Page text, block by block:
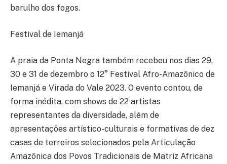
barulho dos fogos.
Festival de Iemanjá
A praia da Ponta Negra também recebeu nos dias 29,
30 e 31 de dezembro o 12° Festival Afro-Amazônico de
Iemanjá e Virada do Vale 2023. O evento contou, de
forma inédita, com shows de 22 artistas
representantes da diversidade, além de
apresentações artístico-culturais e formativas de dez
casas de terreiros selecionados pela Articulação
Amazônica dos Povos Tradicionais de Matriz Africana